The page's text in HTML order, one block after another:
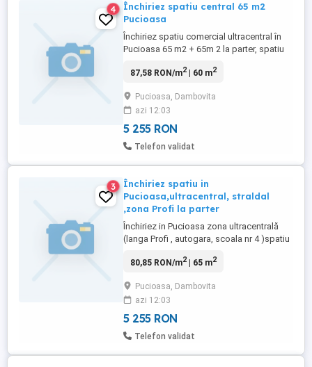
4
Închiriez spatiu central 65 m2
Pucioasa
Închiriez spatiu comercial ultracentral în
Pucioasa 65 m2 + 65m 2 la parter, spatiu
zona Profi autogara și scola nr 4 , stradal
accept doar contracte serioase pe termen
lung (cabinete medicale , farmacii , b ...
87,58 RON/m2| 60 m2
Pucioasa, Dambovita
azi 12:03
5 255 RON
Telefon validat
3
Închiriez spatiu in
Pucioasa,ultracentral, straldal
,zona Profi la parter
Închiriez in Pucioasa zona ultracentrală
(langa Profi , autogara, scoala nr 4 )spatiu
amenajeaza la cerere, pret 1000 euro per
termen lung ( cabinete medicale , farmacii
, bănci, etc)
80,85 RON/m2| 65 m2
Pucioasa, Dambovita
azi 12:03
5 255 RON
Telefon validat